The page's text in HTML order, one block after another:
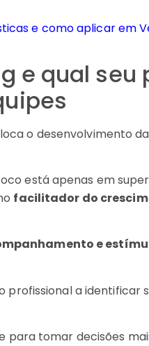
e como aplicar em
e qual seu
o desenvolvimento
está apenas em
facilitador do
e
profissional a identificar
para tomar decisões